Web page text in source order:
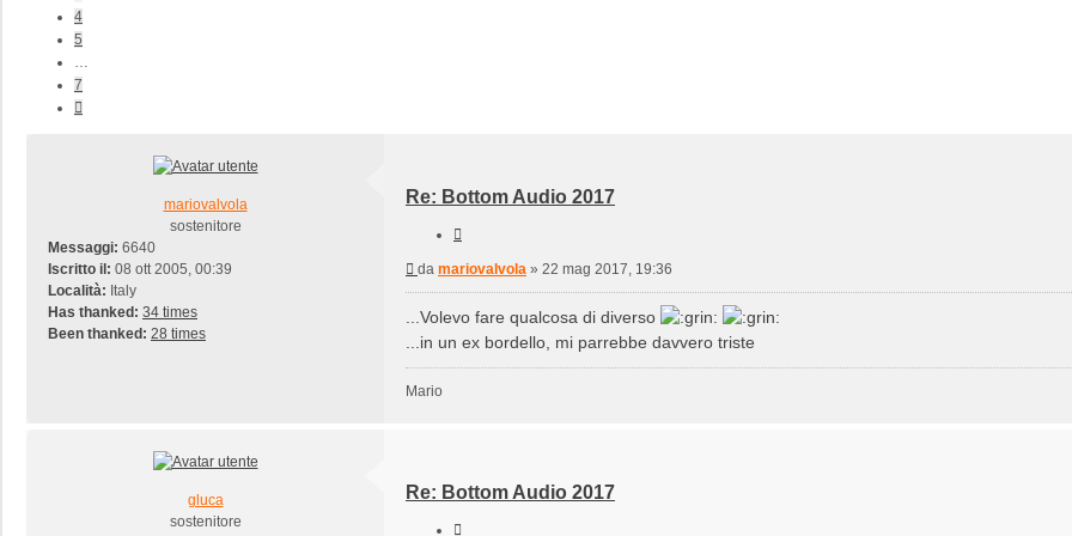
4
5
…
7
mariovalvola
sostenitore
Messaggi: 6640
Iscritto il: 08 ott 2005, 00:39
Località: Italy
Has thanked: 34 times
Been thanked: 28 times
Re: Bottom Audio 2017
Messaggio
da mariovalvola » 22 mag 2017, 19:36
...Volevo fare qualcosa di diverso
...in un ex bordello, mi parrebbe davvero triste
Mario
gluca
sostenitore
Re: Bottom Audio 2017